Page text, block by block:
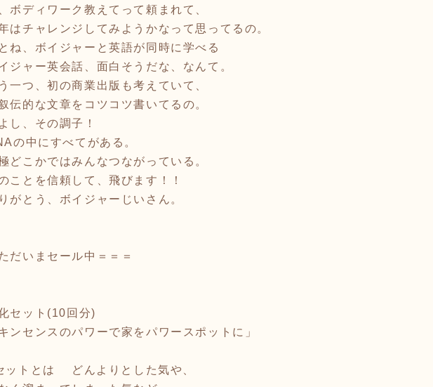
ディワーク教えてって頼まれて、
チャレンジしてみようかなって思ってるの。
、ボイジャーと英語が同時に学べる
ャー英会話、面白そうだな、なんて。
つ、初の商業出版も考えていて、
的な文章をコツコツ書いてるの。
し、その調子！
の中にすべてがある。
こかではみんなつながっている。
とを信頼して、飛びます！！
とう、ボイジャーじいさん。
だいまセール中＝＝＝
セット(10回分)
ンセンスのパワーで家をパワースポットに」
ットとは どんよりとした気や、